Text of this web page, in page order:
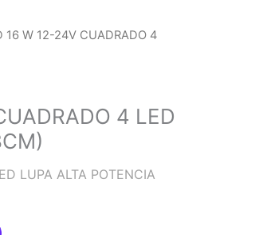
16 W 12-24V CUADRADO 4
4 LED
LUPA ALTA POTENCIA